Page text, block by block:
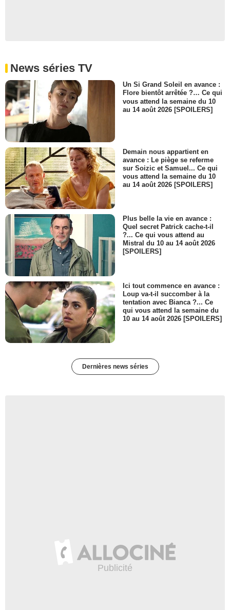
News séries TV
Un Si Grand Soleil en avance :
Flore bientôt arrêtée ?… Ce qui
vous attend la semaine du 10
au 14 août 2026 [SPOILERS]
Demain nous appartient en
avance : Le piège se referme
sur Soizic et Samuel... Ce qui
vous attend la semaine du 10
au 14 août 2026 [SPOILERS]
Plus belle la vie en avance :
Quel secret Patrick cache-t-il
?... Ce qui vous attend au
Mistral du 10 au 14 août 2026
[SPOILERS]
Ici tout commence en avance :
Loup va-t-il succomber à la
tentation avec Bianca ?... Ce
qui vous attend la semaine du
10 au 14 août 2026 [SPOILERS]
Dernières news séries